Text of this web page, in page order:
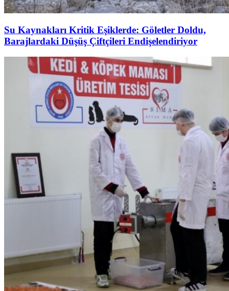
Su Kaynakları Kritik Eşiklerde: Göletler Doldu,
Barajlardaki Düşüş Çiftçileri Endişelendiriyor